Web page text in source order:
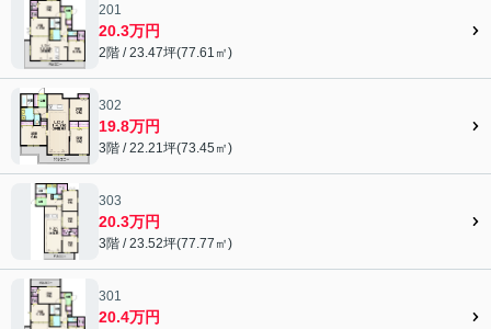
201
20.3万円
2階 / 23.47坪(77.61㎡)
302
19.8万円
3階 / 22.21坪(73.45㎡)
303
20.3万円
3階 / 23.52坪(77.77㎡)
301
20.4万円